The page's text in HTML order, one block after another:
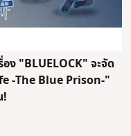
อง "BLUELOCK" จะจัด
-The Blue Prison-"
!